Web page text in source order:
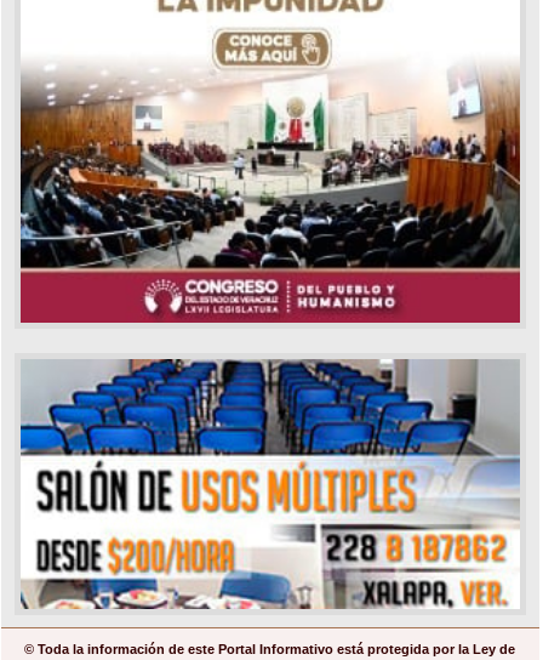
© Toda la información de este Portal Informativo está protegida por la Ley de